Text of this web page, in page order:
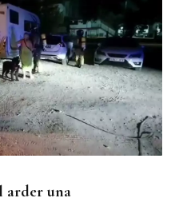
privadas frente al
arder una